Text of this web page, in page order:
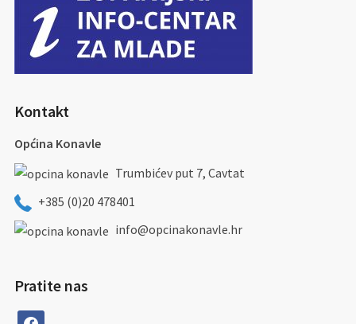
Kontakt
Općina Konavle
Trumbićev put 7, Cavtat
+385 (0)20 478401
info@opcinakonavle.hr
Pratite nas
facebook